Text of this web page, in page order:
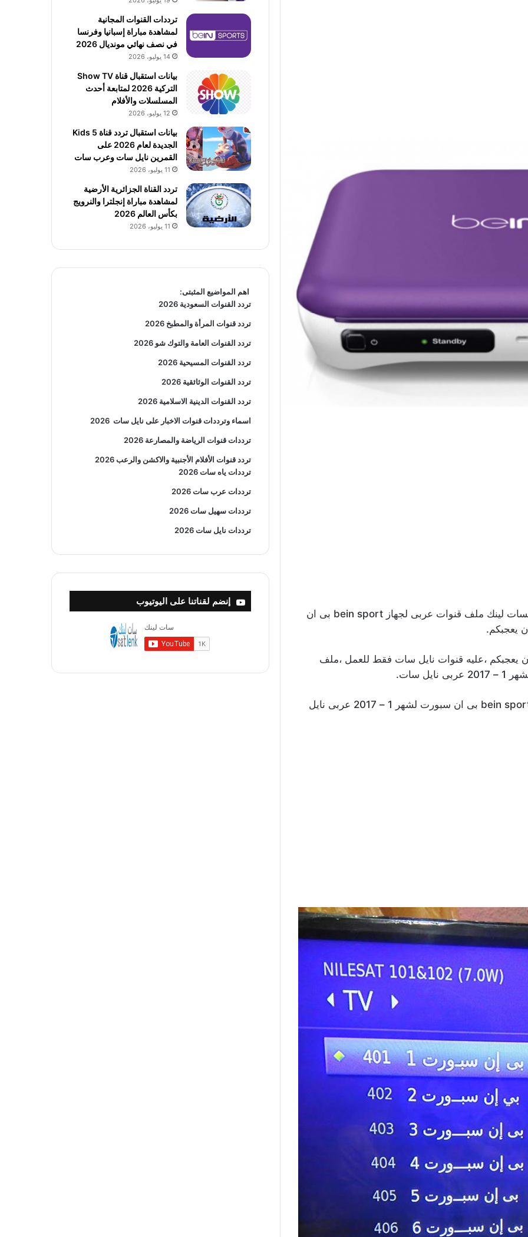
اليكم نقدم هذا الملف الحديث والمعرب ،من شسات لينك ملف قنوات عربى لجهاز bein sport بى ان
،عليه قنوات نايل سات فقط للعمل ،ملف
اليكم هذه الصورة من ملف قنوات عربى لجهاز bein sport بى ان سبورت لشهر 1 – 2017 عربى نايل
ترددات القنوات المجانية
لمشاهدة مباراة إسبانيا وفرنسا
في نصف نهائي مونديال 2026
14 يوليو، 2026
بيانات استقبال قناة Show TV
التركية 2026 لمتابعة أحدث
المسلسلات والأفلام
12 يوليو، 2026
بيانات استقبال تردد قناة 5 Kids
الجديدة لعام 2026 على
القمرين نايل سات وعرب سات
11 يوليو، 2026
تردد القناة الجزائرية الأرضية
لمشاهدة مباراة إنجلترا والنرويج
بكأس العالم 2026
11 يوليو، 2026
اهم المواضيع المثبتى:
تردد القنوات السعودية 2026
تردد قنوات المرأة والمطبخ 2026
تردد القنوات العامة والتوك شو 2026
تردد القنوات المسيحية 2026
تردد القنوات الوثائقية 2026
تردد القنوات الدينية الاسلامية 2026
اسماء وترددات قنوات الاخبار على نايل سات2026
ترددات قنوات الرياضة والمصارعة2026
تردد قنوات الأفلام الأجنبية والاكشن والرعب2026
ترددات ياه سات 2026
ترددات عرب سات 2026
ترددات سهيل سات 2026
ترددات نايل سات 2026
إنضم لقناتنا على اليوتيوب